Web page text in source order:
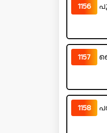
1156
1157
1158